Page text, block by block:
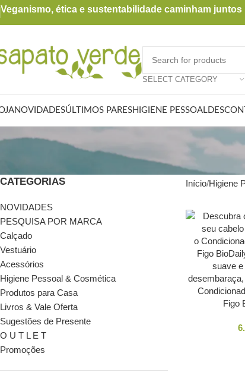
Veganismo, ética e sustentabilidade caminham juntos
SELECT CATEGORY
NOVIDADESÚLTIMOS PARESHIGIENE PESSOAL
CATEGORIAS
NOVIDADES
PESQUISA POR MARCA
Calçado
Vestuário
Acessórios
Higiene Pessoal & Cosmética
Produtos para Casa
Livros & Vale Oferta
Sugestões de Presente
O U T L E T
Promoções
Início Higiene
Figo